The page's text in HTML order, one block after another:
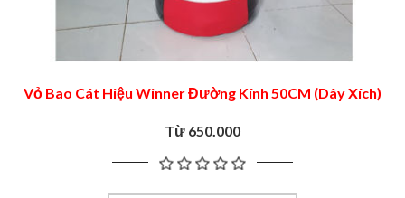
Vỏ Bao Cát Hiệu Winner Đường Kính 50CM (Dây Xích)
Từ 650.000